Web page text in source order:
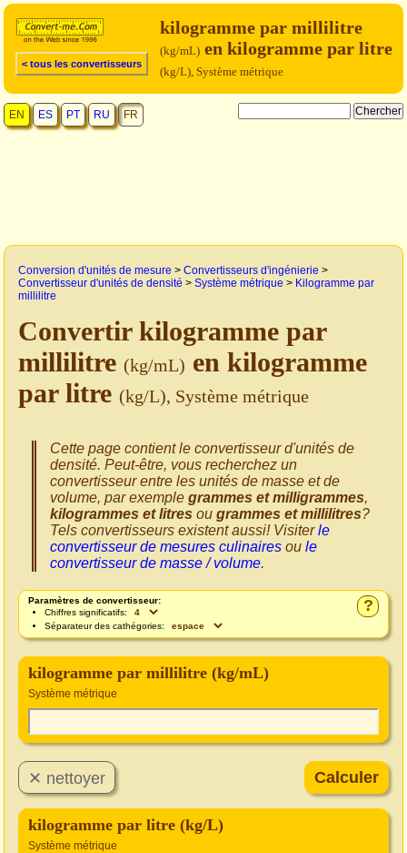
< tous les convertisseurs
kilogramme par millilitre
(kg/mL) en kilogramme par litre
(kg/L), Système métrique
EN ES PT RU FR
Conversion d'unités de mesure > Convertisseurs d'ingénierie >
Convertisseur d'unités de densité > Système métrique > Kilogramme par
millilitre
Convertir kilogramme par
millilitre (kg/mL) en kilogramme
par litre (kg/L), Système métrique
Cette page contient le convertisseur d'unités de
densité. Peut-être, vous recherchez un
convertisseur entre les unités de masse et de
volume, par exemple grammes et milligrammes,
kilogrammes et litres ou grammes et millilitres?
Tels convertisseurs existent aussi! Visiterle
convertisseur de mesures culinaires ou le
convertisseur de masse / volume.
?
Paramètres de convertisseur:
Chiffres significatifs:
Séparateur des cathégories:
kilogramme par millilitre (kg/mL)
Système métrique
kilogramme par litre (kg/L)
Système métrique